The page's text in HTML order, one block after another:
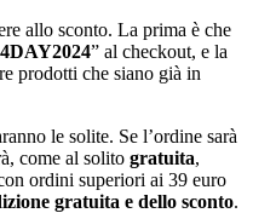
allo sconto. La prima è che
” al checkout, e la
prodotti che siano già in
le solite. Se l’ordine sarà
come al solito gratuita,
ordini superiori ai 39 euro
gratuita e dello sconto.